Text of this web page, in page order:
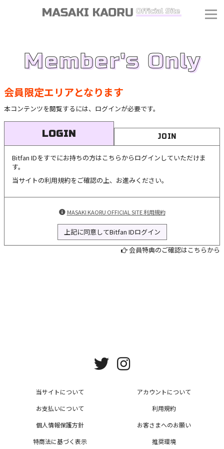
Member's Only
会員限定エリアとなります
本コンテンツを閲覧するには、ログインが必要です。
LOGIN JOIN
Bitfan IDをすでにお持ちの方はこちらからログインしていただけま
す。
当サイトの利用規約をご確認の上、お進みください。
MASAKI KAORU OFFICIAL SITE 利用規約
上記に同意してBitfan IDログイン
会員特典のご確認はこちらから
当サイトについて
アカウントについて
お支払いについて
利用規約
個人情報保護方針
お客さまへのお願い
特商法に基づく表示
推奨環境